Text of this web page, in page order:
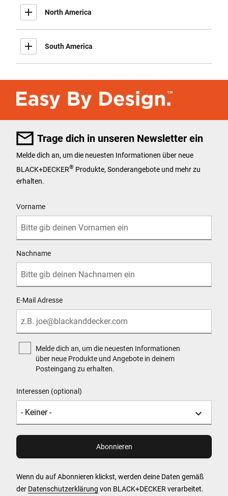
North America
South America
Trage dich in unseren Newsletter ein
Melde dich an, um die neuesten Informationen über neue
BLACK+DECKER® Produkte, Sonderangebote und mehr zu
erhalten.
Vorname
Nachname
E-Mail Adresse
Melde dich an, um die neuesten Informationen
über neue Produkte und Angebote in deinem
Posteingang zu erhalten.
Interessen (optional)
Wenn du auf Abonnieren klickst, werden deine Daten gemäß
der Datenschutzerklärung von BLACK+DECKER verarbeitet.